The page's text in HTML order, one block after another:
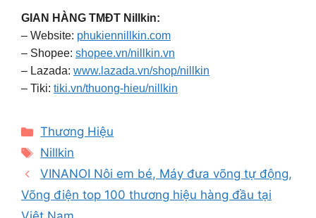
GIAN HÀNG TMĐT Nillkin:
– Website: phukiennillkin.com
– Shopee: shopee.vn/nillkin.vn
– Lazada: www.lazada.vn/shop/nillkin
– Tiki: tiki.vn/thuong-hieu/nillkin
Categories
Thương Hiệu
Tags
Nillkin
VINANOI Nôi em bé, Máy đưa võng tự động,
Võng điện top 100 thương hiệu hàng đầu tại